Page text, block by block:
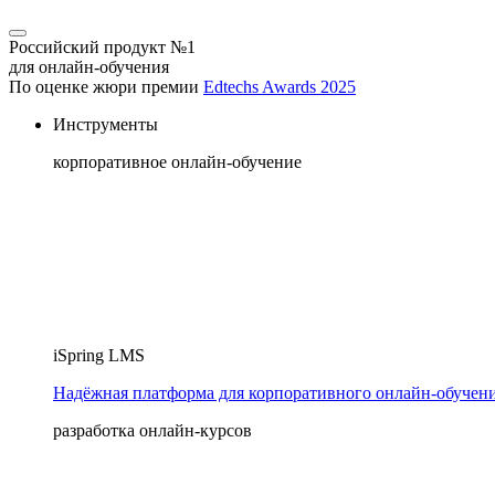
Российский продукт №1
для онлайн-обучения
По оценке жюри премии Edtechs Awards 2025
Инструменты
корпоративное онлайн-обучение
iSpring LMS
Надёжная платформа для корпоративного
разработка онлайн-курсов